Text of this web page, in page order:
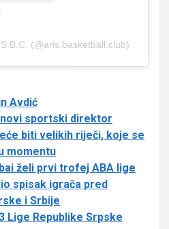
B.C. (@aris.basketball.club)
Avdić
sportski direktor
biti velikih riječi, koje se
momentu
želi prvi trofej ABA lige
spisak igrača pred
i Srbije
Lige Republike Srpske